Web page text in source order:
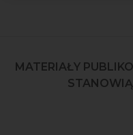
MATERIAŁY